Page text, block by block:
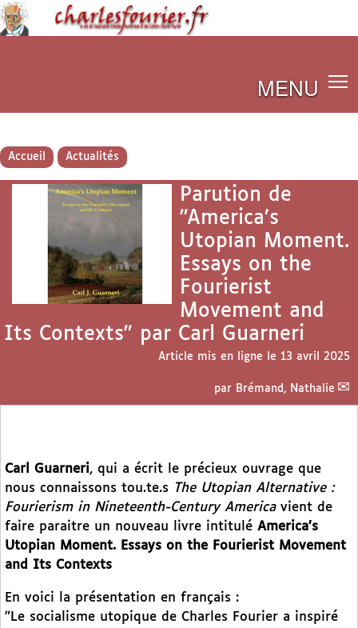
MENU
Accueil Actualités
Parution de
"America’s
Utopian Moment.
Essays on the
Fourierist
Movement and
Its Contexts" par Carl Guarneri
Article mis en ligne le 13 avril 2025
par Brémand, Nathalie
Carl Guarneri, qui a écrit le précieux ouvrage que
nous connaissons tou.te.s The Utopian Alternative :
Fourierism in Nineteenth-Century America vient de
faire paraitre un nouveau livre intitulé America’s
Utopian Moment. Essays on the Fourierist Movement
and Its Contexts
En voici la présentation en français :
"Le socialisme utopique de Charles Fourier a inspiré